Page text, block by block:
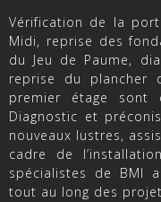
Vérification de la
Midi, reprise des
du Jeu de Paume,
reprise du plancher
premier étage sont
Diagnostic et
nouveaux lustres,
cadre de
spécialistes de BMI
tout au long des